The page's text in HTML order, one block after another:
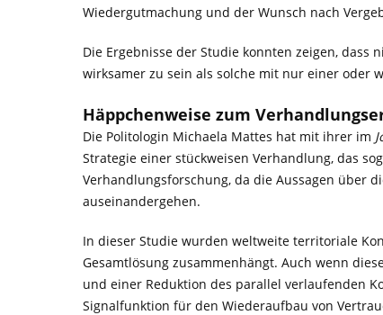
Wiedergutmachung und der Wunsch nach
Die Ergebnisse der Studie konnten zeigen,
wirksamer zu sein als solche mit nur einer oder
Häppchenweise zum
Die Politologin Michaela Mattes hat mit ihrer im
Strategie einer stückweisen Verhandlung, das
Verhandlungsforschung, da die Aussagen über
auseinandergehen.
In dieser Studie wurden weltweite territoriale
Gesamtlösung zusammenhängt. Auch wenn
und einer Reduktion des parallel verlaufenden
Signalfunktion für den Wiederaufbau von